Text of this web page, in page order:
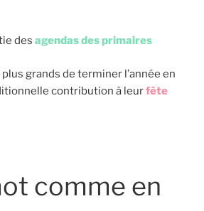
des agendas des primaires
grands de terminer l’année en
contribution à leurfête
comme en